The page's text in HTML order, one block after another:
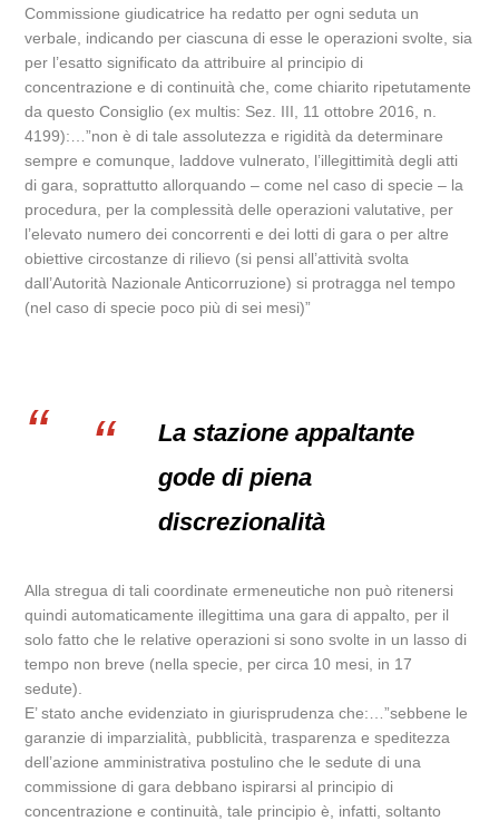
Commissione giudicatrice ha redatto per ogni seduta un
verbale, indicando per ciascuna di esse le operazioni svolte, sia
per l’esatto significato da attribuire al principio di
concentrazione e di continuità che, come chiarito ripetutamente
da questo Consiglio (ex multis: Sez. III, 11 ottobre 2016, n.
4199):…”non è di tale assolutezza e rigidità da determinare
sempre e comunque, laddove vulnerato, l’illegittimità degli atti
di gara, soprattutto allorquando – come nel caso di specie – la
procedura, per la complessità delle operazioni valutative, per
l’elevato numero dei concorrenti e dei lotti di gara o per altre
obiettive circostanze di rilievo (si pensi all’attività svolta
dall’Autorità Nazionale Anticorruzione) si protragga nel tempo
(nel caso di specie poco più di sei mesi)”
La stazione appaltante
gode di piena
discrezionalità
Alla stregua di tali coordinate ermeneutiche non può ritenersi
quindi automaticamente illegittima una gara di appalto, per il
solo fatto che le relative operazioni si sono svolte in un lasso di
tempo non breve (nella specie, per circa 10 mesi, in 17
sedute).
E’ stato anche evidenziato in giurisprudenza che:…”sebbene le
garanzie di imparzialità, pubblicità, trasparenza e speditezza
dell’azione amministrativa postulino che le sedute di una
commissione di gara debbano ispirarsi al principio di
concentrazione e continuità, tale principio è, infatti, soltanto